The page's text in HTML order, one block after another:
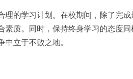
的学习计划。在校期间，除了完
质。同时，保持终身学习的态度
立于不败之地。